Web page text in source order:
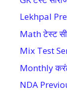
Lekhpal
Math टेस्ट
Mix Test
Monthly
NDA